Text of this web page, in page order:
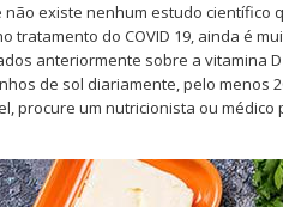
existe nenhum estudo científico
tratamento do COVID 19, ainda é
anteriormente sobre a vitamina
de sol diariamente, pelo menos
procure um nutricionista ou médico